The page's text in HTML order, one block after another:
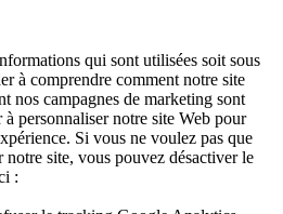
qui sont utilisées soit sous
à comprendre comment notre site
nos campagnes de marketing sont
personnaliser notre site Web pour
Si vous ne voulez pas que
site, vous pouvez désactiver le
: